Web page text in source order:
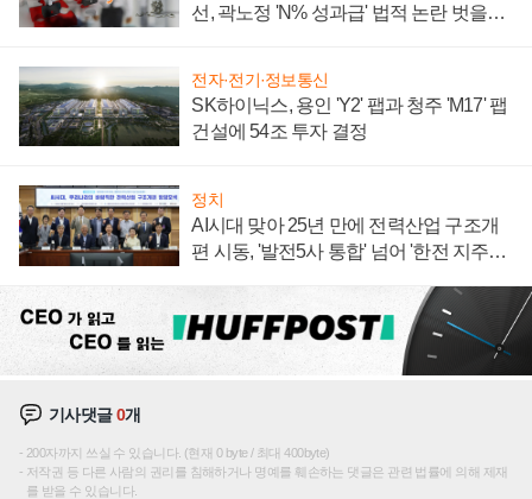
선, 곽노정 'N% 성과급' 법적 논란 벗을지
전자·전기·정보통신
SK하이닉스, 용인 'Y2' 팹과 청주 'M17' 팹
건설에 54조 투자 결정
정치
AI시대 맞아 25년 만에 전력산업 구조개
편 시동, '발전5사 통합' 넘어 '한전 지주사'
기사댓글0개
200자까지 쓰실 수 있습니다. (현재 0 byte / 최대 400byte)
저작권 등 다른 사람의 권리를 침해하거나 명예를 훼손하는 댓글은 관련 법률에 의해 제재
를 받을 수 있습니다.